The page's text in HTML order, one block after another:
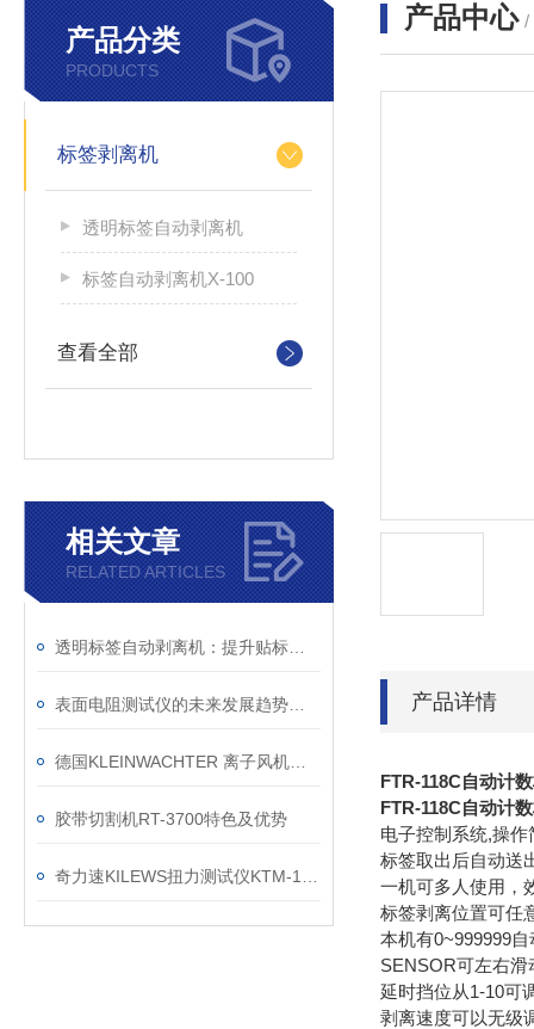
产品分类
PRODUCTS
标签剥离机
透明标签自动剥离机
标签自动剥离机X-100
查看全部
相关文章
RELATED ARTICLES
胶带切割机RT-3700特色及优势
产品中心 /
产品详情
FTR-118C自动计
FTR-118C自动计
电子控制系统,操作
标签取出后自动送
一机可多人使用，
标签剥离位置可任
本机有0~999999
SENSOR可左右滑
延时挡位从1-10可
剥离速度可以无级